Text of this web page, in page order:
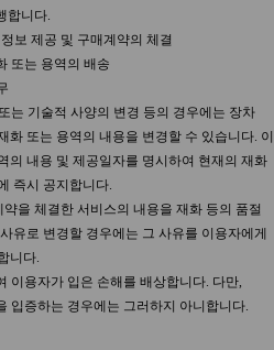
합니다.
보 제공 및 구매계약의 체결
또는 용역의 배송
는 기술적 사양의 변경 등의 경우에는 장차
화 또는 용역의 내용을 변경할 수 있습니다. 이
의 내용 및 제공일자를 명시하여 현재의 재화
즉시 공지합니다.
을 체결한 서비스의 내용을 재화 등의 품절
유로 변경할 경우에는 그 사유를 이용자에게
니다.
이용자가 입은 손해를 배상합니다. 다만,
입증하는 경우에는 그러하지 아니합니다.